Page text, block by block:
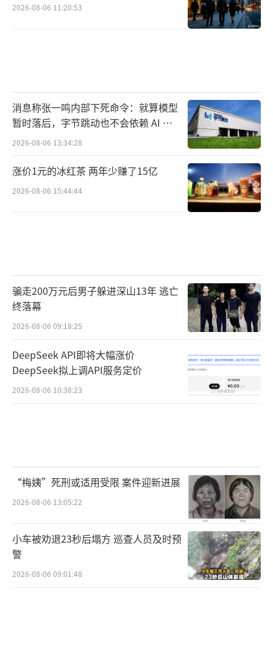
2026-08-06 11:20:53
消息称张一鸣内部下死命令：就算模型
暂时落后，字节跳动也不会依赖 AI 蒸
馏技术
2026-08-06 13:34:28
涨价1元的冰红茶 两年少赚了15亿
2026-08-06 15:44:44
骗走200万元后男子躲进深山13年 逃亡
终落幕
2026-08-06 09:18:25
DeepSeek API即将大幅涨价
DeepSeek拟上调API服务定价
2026-08-06 10:38:23
“梅姨”死刑或适用受限 案件迎新进展
2026-08-06 13:05:22
小车被劝退23秒后塌方 巡查人员及时预
警
2026-08-06 09:01:48